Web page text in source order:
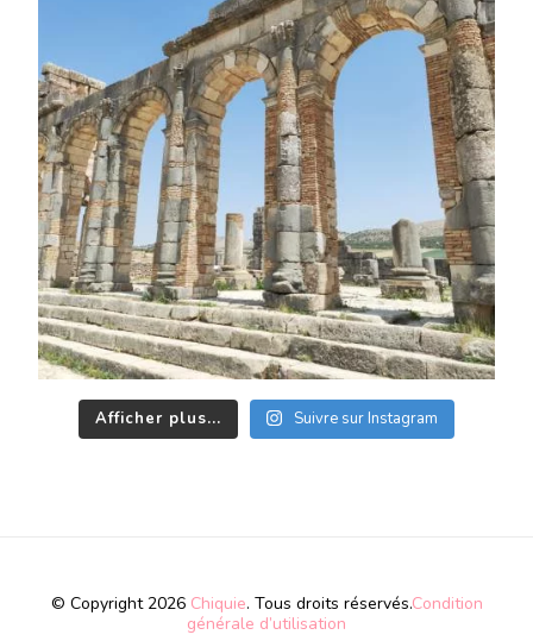
Afficher plus... Suivre sur Instagram
© Copyright 2026 Chiquie. Tous droits réservés.Condition
générale d’utilisation